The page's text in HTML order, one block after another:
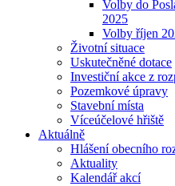
Volby do
2025
Volby říjen
Životní situace
Uskutečněné dotace
Investiční akce z
Pozemkové úpravy
Stavební místa
Víceúčelové hřiště
Aktuálně
Hlášení obecního
Aktuality
Kalendář akcí